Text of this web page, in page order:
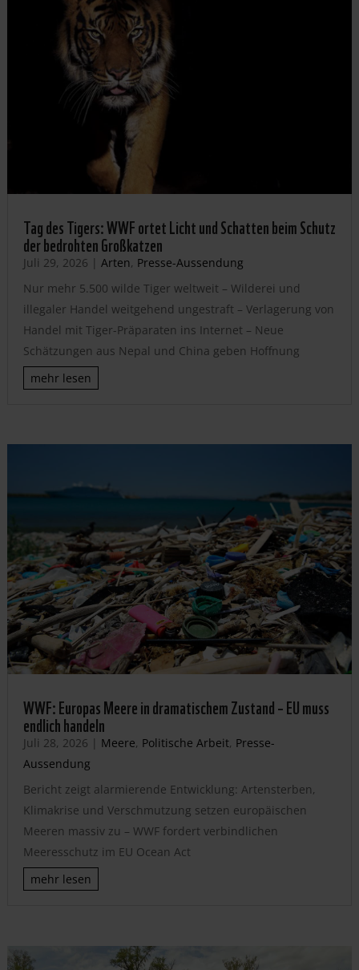
Tag des Tigers: WWF ortet Licht und Schatten beim Schutz
der bedrohten Großkatzen
Juli 29, 2026 | Arten, Presse-Aussendung
Nur mehr 5.500 wilde Tiger weltweit – Wilderei und
illegaler Handel weitgehend ungestraft – Verlagerung von
Handel mit Tiger-Präparaten ins Internet – Neue
Schätzungen aus Nepal und China geben Hoffnung
mehr lesen
WWF: Europas Meere in dramatischem Zustand – EU muss
endlich handeln
Juli 28, 2026 | Meere, Politische Arbeit, Presse-
Aussendung
Bericht zeigt alarmierende Entwicklung: Artensterben,
Klimakrise und Verschmutzung setzen europäischen
Meeren massiv zu – WWF fordert verbindlichen
Meeresschutz im EU Ocean Act
mehr lesen